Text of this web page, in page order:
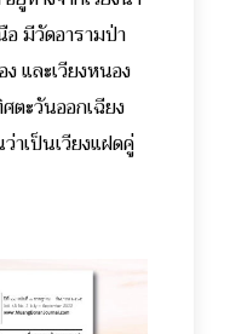
อ มีวัดอารามป่า
และเวียงหนอง
ตะวันออกเฉียง
าเป็นเวียงแฝดคู่